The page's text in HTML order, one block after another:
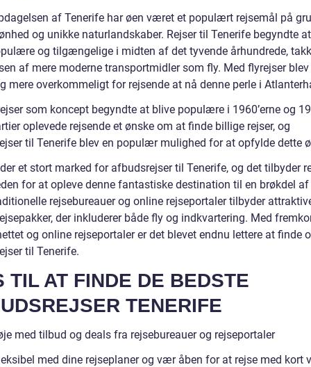
af Tenerife har øen været et populært rejsemål på
og unikke naturlandskaber. Rejser til Tenerife begyndte
og tilgængelige i midten af det tyvende århundrede,
af mere moderne transportmidler som fly. Med flyrejser
mere overkommeligt for rejsende at nå denne perle i
som koncept begyndte at blive populære i 1960’erne og
oplevede rejsende et ønske om at finde billige rejser, og
til Tenerife blev en populær mulighed for at opfylde dette
et stort marked for afbudsrejser til Tenerife, og det tilbyder
for at opleve denne fantastiske destination til en brøkdel af
rejsebureauer og online rejseportaler tilbyder
der inkluderer både fly og indkvartering. Med
og online rejseportaler er det blevet endnu lettere at finde
til Tenerife.
TIL AT FINDE DE BEDSTE
TENERIFE
med tilbud og deals fra rejsebureauer og rejseportaler
med dine rejseplaner og vær åben for at rejse med kort